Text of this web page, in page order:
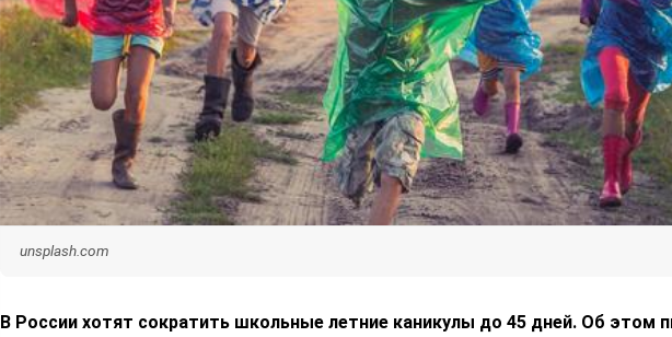
unsplash.com
В России хотят сократить школьные летние каникулы до 45 дней. Об этом